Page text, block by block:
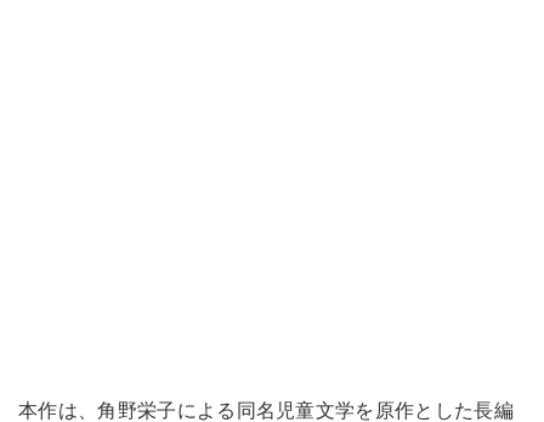
本作は、角野栄子による同名児童文学を原作とした長編